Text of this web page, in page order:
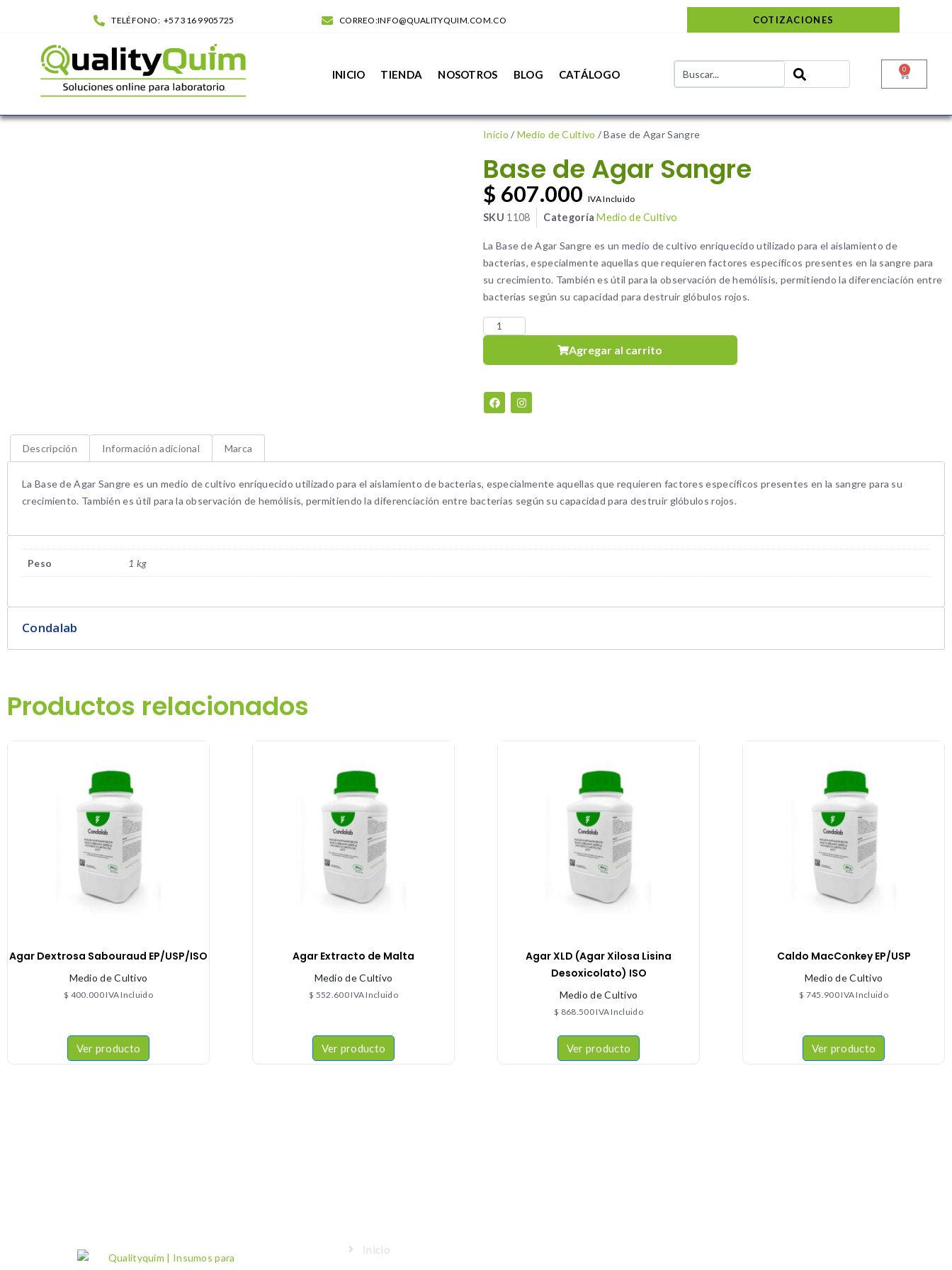
TELÉFONO: +57 316 9905725 CORREO:INFO@QUALITYQUIM.COM.CO COTIZACIONES
INICIO TIENDA NOSOTROS BLOG CATÁLOGO 0
Inicio / Medio de Cultivo / Base de Agar Sangre
Base de Agar Sangre
$ 607.000 IVA Incluido
SKU 1108 Categoría Medio de Cultivo
La Base de Agar Sangre es un medio de cultivo enriquecido utilizado para el aislamiento de
bacterias, especialmente aquellas que requieren factores específicos presentes en la sangre para
su crecimiento. También es útil para la observación de hemólisis, permitiendo la diferenciación entre
bacterias según su capacidad para destruir glóbulos rojos.
Agregar al carrito
Descripción Información adicional Marca
La Base de Agar Sangre es un medio de cultivo enriquecido utilizado para el aislamiento de bacterias, especialmente aquellas que requieren factores específicos presentes en la sangre para su
crecimiento. También es útil para la observación de hemólisis, permitiendo la diferenciación entre bacterias según su capacidad para destruir glóbulos rojos.
Peso 1 kg
Condalab
Productos relacionados
Agar Dextrosa Sabouraud EP/USP/ISO
Medio de Cultivo
$ 400.000IVA Incluido
Ver producto
Agar Extracto de Malta
Medio de Cultivo
$ 552.600IVA Incluido
Ver producto
Agar XLD (Agar Xilosa Lisina
Desoxicolato) ISO
Medio de Cultivo
$ 868.500IVA Incluido
Ver producto
Caldo MacConkey EP/USP
Medio de Cultivo
$ 745.900IVA Incluido
Ver producto
Inicio